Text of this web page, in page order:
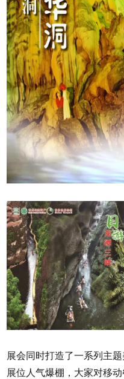
展会同时打造了一系列主
展位人气爆棚，大家对移